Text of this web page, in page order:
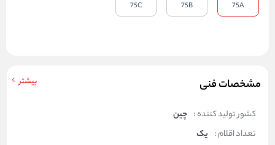
مشخصات فنی بیشتر
کشور تولید کننده : چین
تعداد اقلام : یک
75A
75B
75C